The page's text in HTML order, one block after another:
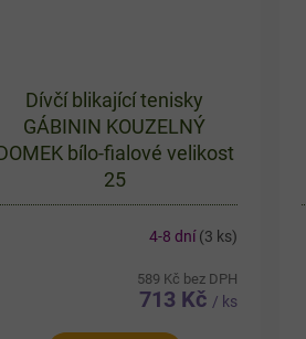
Dívčí blikající tenisky
GÁBININ KOUZELNÝ
bílo-fialové velikost
25
4-8 dní(3 ks)
589 Kč bez DPH
713 Kč / ks